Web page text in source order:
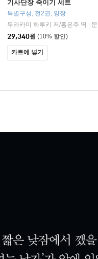
기사단장 죽이기 세트
특별구성, 전2권, 양장
무라카미 하루키 저/홍은주 역
29,340원 (10% 할인)
카트에 넣기